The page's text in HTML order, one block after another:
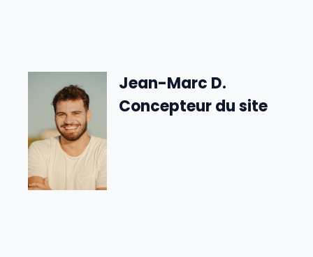
Jean-Marc D.
Concepteur du site